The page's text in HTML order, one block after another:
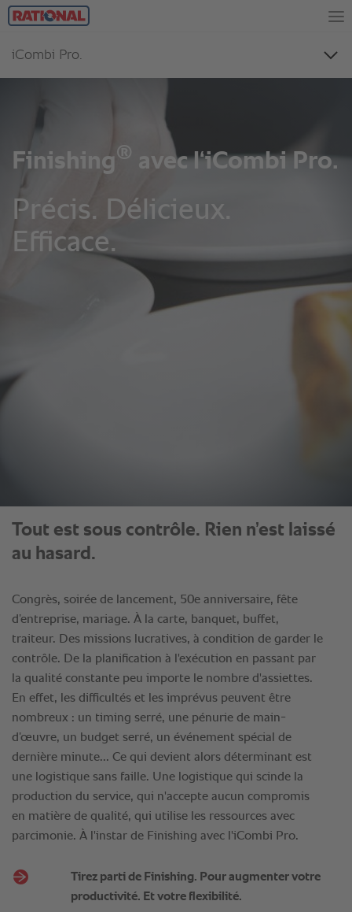
Tout est sous contrôle. Rien n’est laissé
au hasard.
Congrès, soirée de lancement, 50e anniversaire, fête
d’entreprise, mariage. À la carte, banquet, buffet,
traiteur. Des missions lucratives, à condition de garder le
contrôle. De la planification à l'exécution en passant par
la qualité constante peu importe le nombre d'assiettes.
En effet, les difficultés et les imprévus peuvent être
nombreux : un timing serré, une pénurie de main-
d’œuvre, un budget serré, un événement spécial de
dernière minute... Ce qui devient alors déterminant est
une logistique sans faille. Une logistique qui scinde la
production du service, qui n'accepte aucun compromis
en matière de qualité, qui utilise les ressources avec
parcimonie. À l'instar de Finishing avec l'iCombi Pro.
Tirez parti de Finishing. Pour augmenter votre
productivité. Et votre flexibilité.